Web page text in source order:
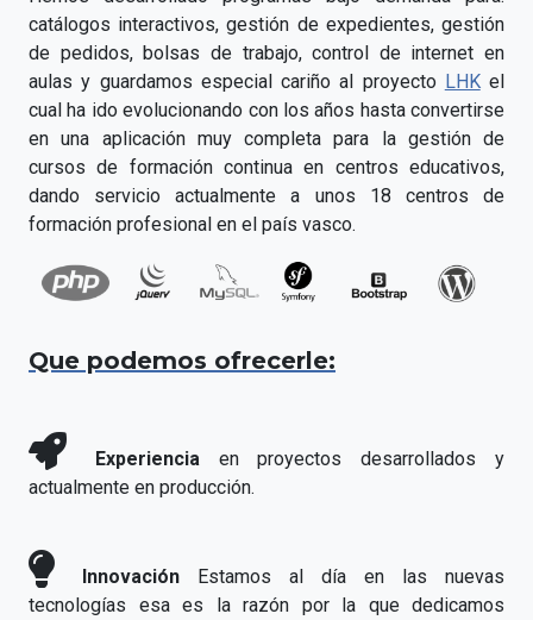
catálogos interactivos, gestión de expedientes, gestión
de pedidos, bolsas de trabajo, control de internet en
aulas y guardamos especial cariño al proyecto LHKel
cual ha ido evolucionando con los años hasta convertirse
en una aplicación muy completa para la gestión de
cursos de formación continua en centros educativos,
dando servicio actualmente a unos 18 centros de
formación profesional en el país vasco.
Que podemos ofrecerle:
Experiencia en proyectos desarrollados y
actualmente en producción.
Innovación Estamos al día en las nuevas
tecnologías esa es la razón por la que dedicamos